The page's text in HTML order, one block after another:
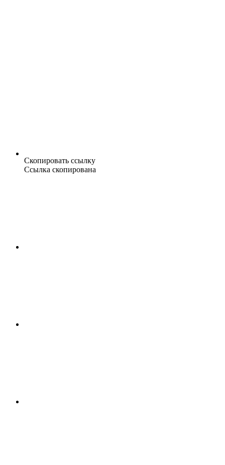
Скопировать ссылку
Ссылка скопирована